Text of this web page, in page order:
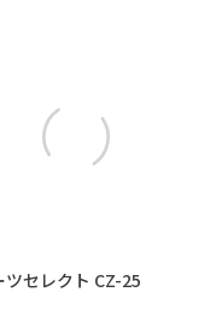
ツセレクト CZ-25